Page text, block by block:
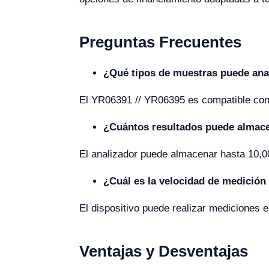
Preguntas Frecuentes
¿Qué tipos de muestras puede
El YR06391 // YR06395 es compatible
¿Cuántos resultados puede
El analizador puede almacenar hasta
¿Cuál es la velocidad de medición
El dispositivo puede realizar mediciones
Ventajas y Desventajas